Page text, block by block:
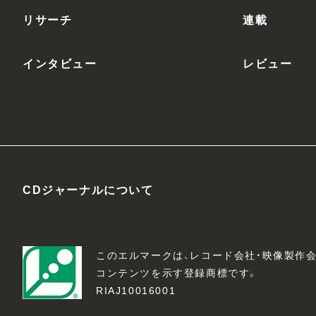
リサーチ 連載
インタビュー レビュー
CDジャーナルについて
このエルマークは、レコード会社・映像製作
コンテンツを示す登録商標です。
RIAJ10016001